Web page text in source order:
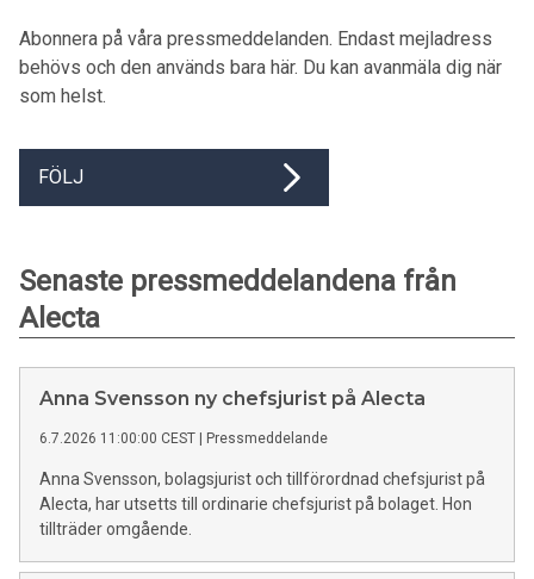
Abonnera på våra pressmeddelanden. Endast mejladress
behövs och den används bara här. Du kan avanmäla dig när
som helst.
FÖLJ
Senaste pressmeddelandena från
Alecta
Anna Svensson ny chefsjurist på Alecta
6.7.2026 11:00:00 CEST | Pressmeddelande
Anna Svensson, bolagsjurist och tillförordnad chefsjurist på
Alecta, har utsetts till ordinarie chefsjurist på bolaget. Hon
tillträder omgående.